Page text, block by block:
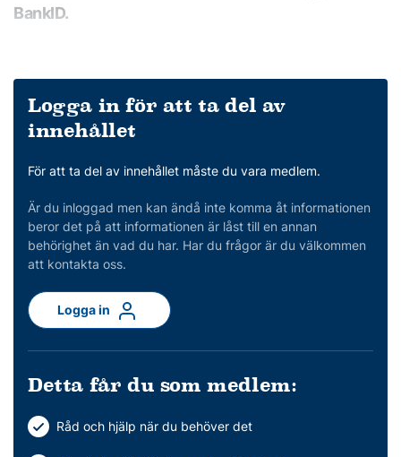
BankID.
Logga in för att ta del av
innehållet
För att ta del av innehållet måste du vara medlem.
Är du inloggad men kan ändå inte komma åt informationen
beror det på att informationen är låst till en annan
behörighet än vad du har. Har du frågor är du välkommen
att kontakta oss.
Logga in
Detta får du som medlem:
Råd och hjälp när du behöver det